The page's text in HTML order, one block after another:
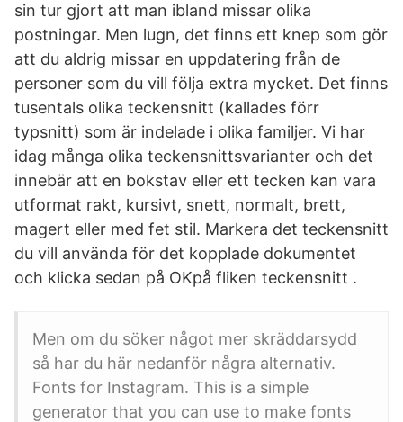
sin tur gjort att man ibland missar olika
postningar. Men lugn, det finns ett knep som gör
att du aldrig missar en uppdatering från de
personer som du vill följa extra mycket. Det finns
tusentals olika teckensnitt (kallades förr
typsnitt) som är indelade i olika familjer. Vi har
idag många olika teckensnittsvarianter och det
innebär att en bokstav eller ett tecken kan vara
utformat rakt, kursivt, snett, normalt, brett,
magert eller med fet stil. Markera det teckensnitt
du vill använda för det kopplade dokumentet
och klicka sedan på OKpå fliken teckensnitt .
Men om du söker något mer skräddarsydd
så har du här nedanför några alternativ.
Fonts for Instagram. This is a simple
generator that you can use to make fonts